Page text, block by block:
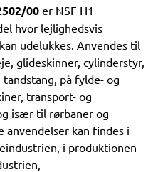
00 er NSF H1
hvor lejlighedsvis
udelukkes. Anvendes til
glideskinner, cylinderstyr,
på fylde- og
transport- og
især til rørbaner og
anvendelser kan findes i
i produktionen